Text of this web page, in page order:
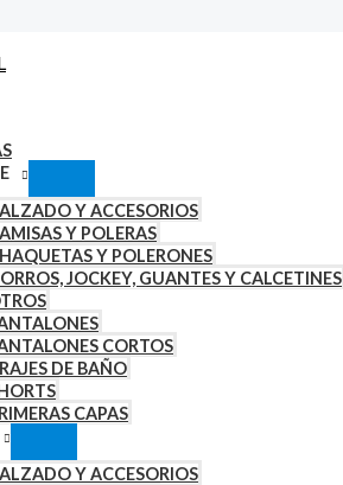
Y ACCESORIOS
Y POLERAS
Y POLERONES
JOCKEY, GUANTES Y CALCETINES
CORTOS
DE BAÑO
CAPAS
Y ACCESORIOS